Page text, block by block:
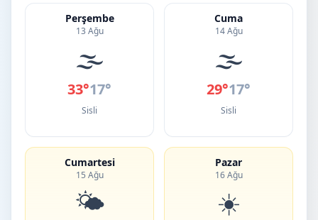
Perşembe
13 Ağu
🌫️
33°17°
Sisli
Cuma
14 Ağu
🌫️
29°17°
Sisli
Cumartesi
15 Ağu
🌤️
Pazar
16 Ağu
☀️